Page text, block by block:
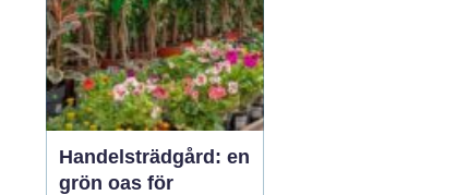
Handelsträdgård: en
grön oas för